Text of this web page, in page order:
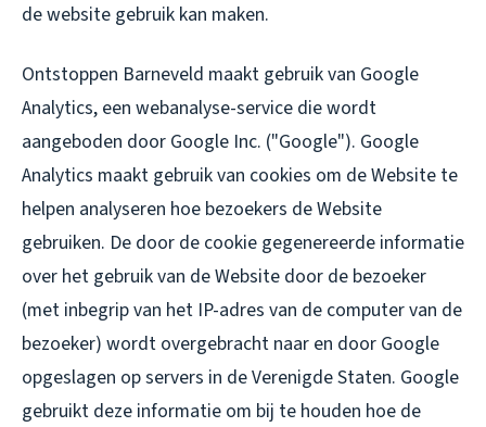
de website gebruik kan maken.
Ontstoppen Barneveld maakt gebruik van Google
Analytics, een webanalyse-service die wordt
aangeboden door Google Inc. ("Google"). Google
Analytics maakt gebruik van cookies om de Website te
helpen analyseren hoe bezoekers de Website
gebruiken. De door de cookie gegenereerde informatie
over het gebruik van de Website door de bezoeker
(met inbegrip van het IP-adres van de computer van de
bezoeker) wordt overgebracht naar en door Google
opgeslagen op servers in de Verenigde Staten. Google
gebruikt deze informatie om bij te houden hoe de